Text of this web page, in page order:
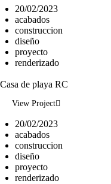
20/02/2023
acabados
construccion
diseño
proyecto
renderizado
Casa de playa RC
View Project
20/02/2023
acabados
construccion
diseño
proyecto
renderizado